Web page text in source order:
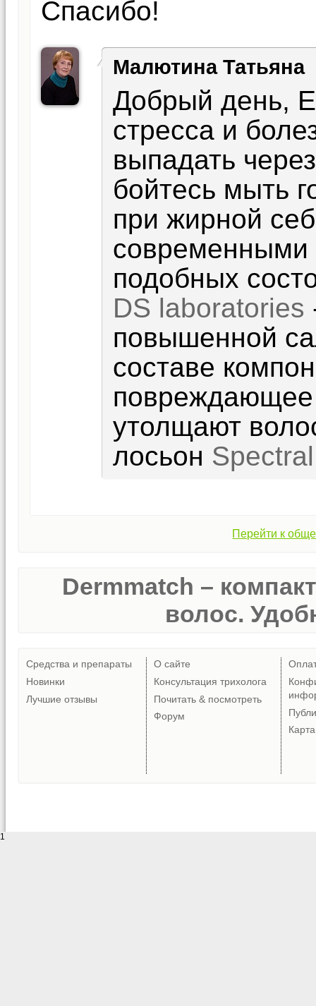
Спасибо!
Малютина Татьяна
Добрый день,
стресса и
выпадать
бойтесь мыть
при жирной
современными
подобных
DS laboratories
повышенной
составе
повреждающее
утолщают
лосьон
Перейти к
Dermmatch –
волос.
Средства и препараты
Новинки
Лучшие отзывы
О сайте
Консультация трихолога
Почитать & посмотреть
Форум
1